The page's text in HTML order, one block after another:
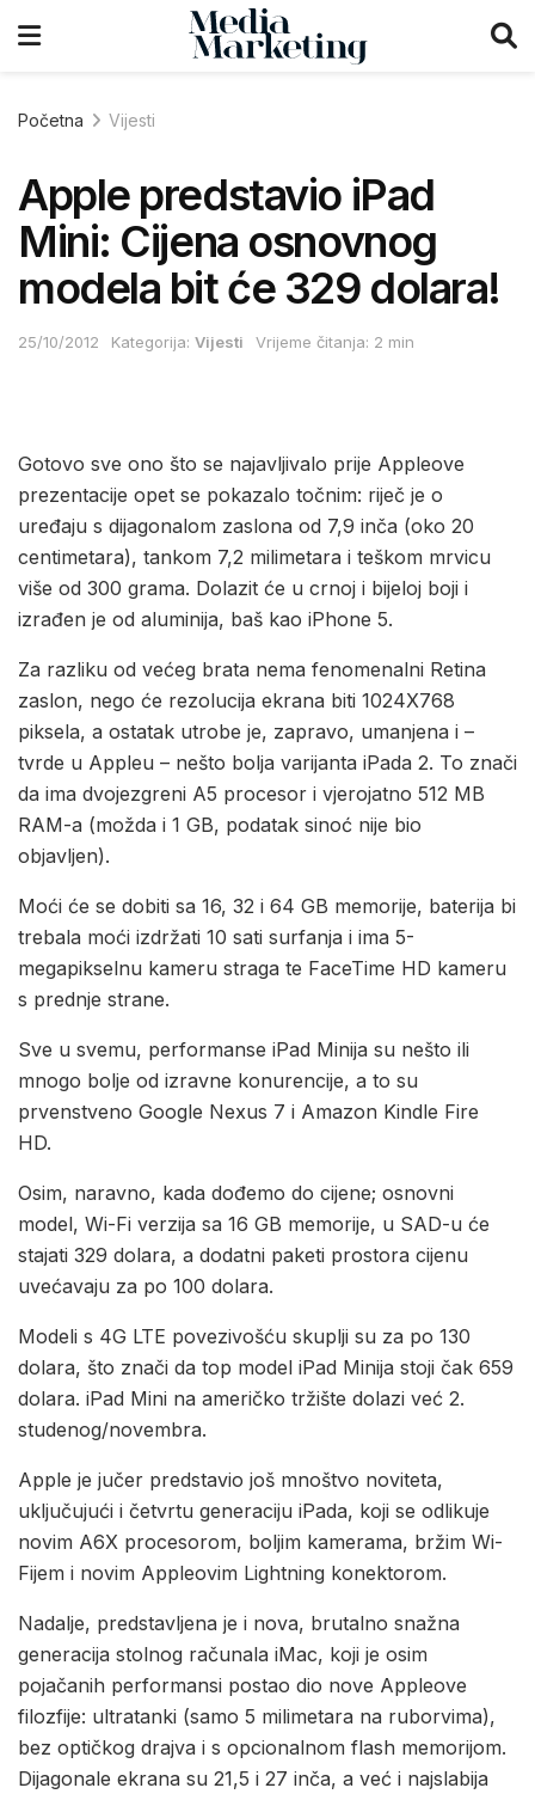
Početna Vijesti
Apple predstavio iPad
Mini: Cijena osnovnog
modela bit će 329 dolara!
25/10/2012 Kategorija: Vijesti Vrijeme čitanja: 2 min
Gotovo sve ono što se najavljivalo prije Appleove
prezentacije opet se pokazalo točnim: riječ je o
uređaju s dijagonalom zaslona od 7,9 inča (oko 20
centimetara), tankom 7,2 milimetara i teškom mrvicu
više od 300 grama. Dolazit će u crnoj i bijeloj boji i
izrađen je od aluminija, baš kao iPhone 5.
Za razliku od većeg brata nema fenomenalni Retina
zaslon, nego će rezolucija ekrana biti 1024X768
piksela, a ostatak utrobe je, zapravo, umanjena i –
tvrde u Appleu – nešto bolja varijanta iPada 2. To znači
da ima dvojezgreni A5 procesor i vjerojatno 512 MB
RAM-a (možda i 1 GB, podatak sinoć nije bio
objavljen).
Moći će se dobiti sa 16, 32 i 64 GB memorije, baterija bi
trebala moći izdržati 10 sati surfanja i ima 5-
megapikselnu kameru straga te FaceTime HD kameru
s prednje strane.
Sve u svemu, performanse iPad Minija su nešto ili
mnogo bolje od izravne konurencije, a to su
prvenstveno Google Nexus 7 i Amazon Kindle Fire
HD.
Osim, naravno, kada dođemo do cijene; osnovni
model, Wi-Fi verzija sa 16 GB memorije, u SAD-u će
stajati 329 dolara, a dodatni paketi prostora cijenu
uvećavaju za po 100 dolara.
Modeli s 4G LTE povezivošću skuplji su za po 130
dolara, što znači da top model iPad Minija stoji čak 659
dolara. iPad Mini na američko tržište dolazi već 2.
studenog/novembra.
Apple je jučer predstavio još mnoštvo noviteta,
uključujući i četvrtu generaciju iPada, koji se odlikuje
novim A6X procesorom, boljim kamerama, bržim Wi-
Fijem i novim Appleovim Lightning konektorom.
Nadalje, predstavljena je i nova, brutalno snažna
generacija stolnog računala iMac, koji je osim
pojačanih performansi postao dio nove Appleove
filozfije: ultratanki (samo 5 milimetara na ruborvima),
bez optičkog drajva i s opcionalnom flash memorijom.
Dijagonale ekrana su 21,5 i 27 inča, a već i najslabija